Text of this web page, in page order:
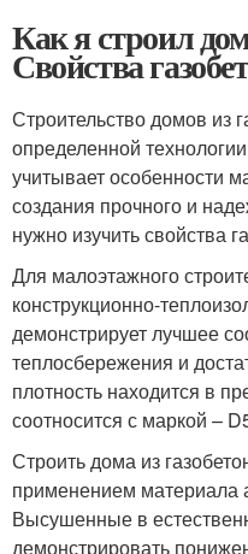
Как я строил
Свойства
Строительство домов из
определенной
учитывает особенности
создания прочного и
нужно изучить свойства
Для малоэтажного
конструкционно-
демонстрирует лучшее
теплосбережения и
плотность находится в
соотносится с маркой –
Строить дома из
применением материала
Высушенные в
демонстрировать